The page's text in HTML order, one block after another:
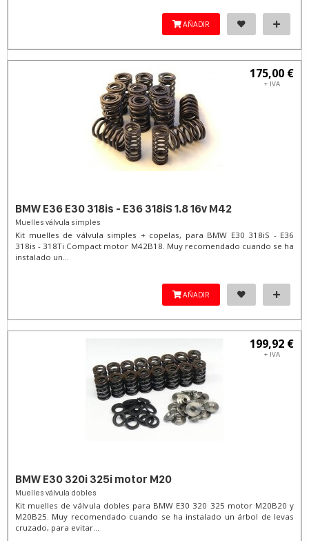
AÑADIR
175,00 €
+ IVA
BMW E36 E30 318is - E36 318iS 1.8 16v M42
Muelles válvula simples
Kit muelles de válvula simples + copelas, para BMW E30 318iS - E36
318is - 318Ti Compact motor M42B18. Muy recomendado cuando se ha
instalado un...
AÑADIR
199,92 €
+ IVA
BMW E30 320i 325i motor M20
Muelles válvula dobles
Kit muelles de válvula dobles para BMW E30 320 325 motor M20B20 y
M20B25. Muy recomendado cuando se ha instalado un árbol de levas
cruzado, para evitar...